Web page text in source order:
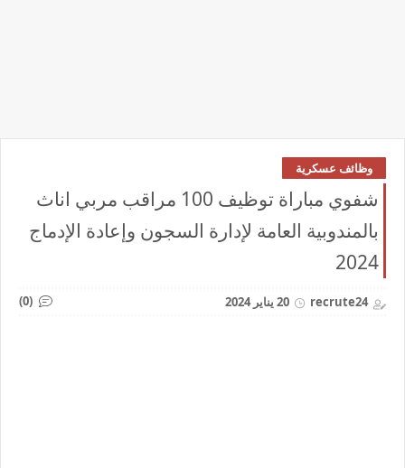
وظائف عسكرية
شفوي مباراة توظيف 100 مراقب مربي اناث
بالمندوبية العامة لإدارة السجون وإعادة الإدماج
2024
recrute24 20 يناير 2024 (0)